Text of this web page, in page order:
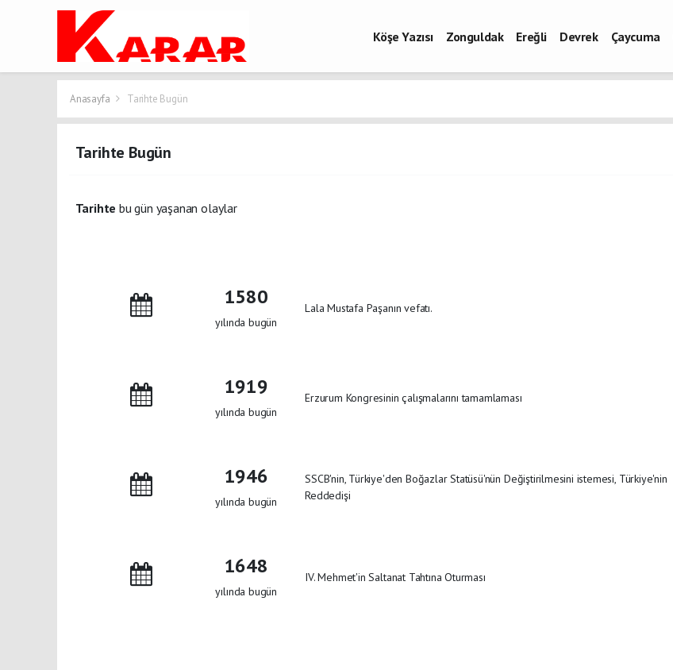
Köşe Yazısı Zonguldak Ereğli Devrek Çaycuma
Anasayfa Tarihte Bugün
Tarihte Bugün
Tarihte bu gün yaşanan olaylar
1580
yılında bugün
Lala Mustafa Paşanın vefatı.
1919
yılında bugün
Erzurum Kongresinin çalışmalarını tamamlaması
1946
yılında bugün
SSCB'nin, Türkiye'den Boğazlar Statüsü'nün Değiştirilmesini istemesi, Türkiye'nin
Reddedişi
1648
yılında bugün
IV. Mehmet'in Saltanat Tahtına Oturması